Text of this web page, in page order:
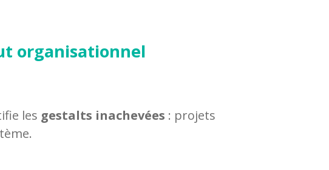
organisationnel
les gestalts inachevées : projets